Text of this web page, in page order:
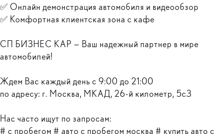
✅ Онлайн демонстрация автомобиля и видеообзор
✅ Комфортная клиентская зона с кафе
СП БИЗНЕС КАР — Ваш надежный партнер в мире
автомобилей!
Ждем Вас каждый день с 9:00 до 21:00
по адресу: г. Москва, МКАД, 26-й километр, 5с3
Нас часто ищут по запросам:
# с пробегом # авто с пробегом москва # купить авто с